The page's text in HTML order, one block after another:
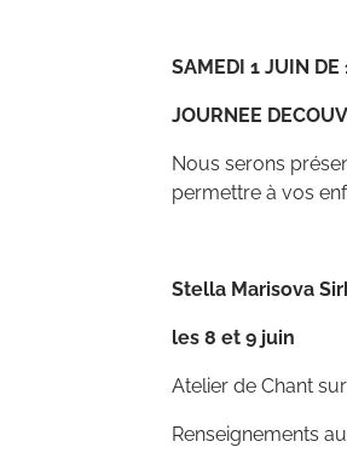
SAMEDI 1 JUIN DE
JOURNEE
Nous serons
permettre à vos
Stella Marisova
les 8 et 9 juin
Atelier de Chant
Renseignements